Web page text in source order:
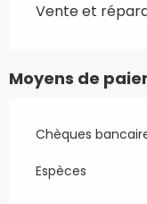
Vente et
Moyens de
Chèques
Espèces